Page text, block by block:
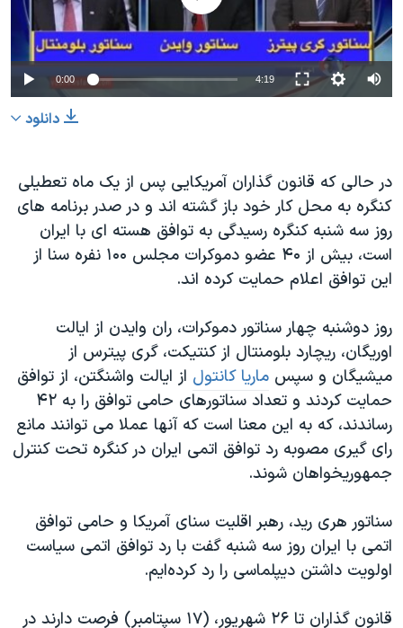
فرهنگ و زندگی
حقوق شهروندی
اقتصادی
گالری عکس
آرشیو پخش زنده
انتخابات ریاست جمهوری آمریکا ۲۰۲۴
حمله جمهوری اسلامی به اسرائیل
اعتراضات زن، زندگی، آزادی
مجموعه مستندهای دادخواهی
تریبونال مردمی آبان ۹۸
دادگاه حمید نوری
قانون شفافیت دارائی کادر رهبری ایران
اعتراضات مردمی آبان ۹۸
اسرائیل در جنگ
نرگس محمدی برنده جایزه نوبل صلح
همایش محافظه‌کاران آمریکا «سی‌پک»
سفر پرزیدنت ترامپ به چین
دنبال کنید
0:00 4:19
دانلود
در حالی که قانون گذاران آمریکایی پس از یک ماه تعطیلی
کنگره به محل کار خود باز گشته اند و در صدر برنامه های
روز سه شنبه کنگره رسیدگی به توافق هسته ای با ایران
است، بیش از ۴۰ عضو دموکرات مجلس ۱۰۰ نفره سنا از
این توافق اعلام حمایت کرده اند.
روز دوشنبه چهار سناتور دموکرات، ران وایدن از ایالت
اوریگان، ریچارد بلومنتال از کنتیکت، گری پیترس از
میشیگان و سپس ماریا کانتول از ایالت واشنگتن، از توافق
حمایت کردند و تعداد سناتورهای حامی توافق را به ۴۲
رساندند، که به این معنا است که آنها عملا می توانند مانع
رای گیری مصوبه رد توافق اتمی ایران در کنگره تحت کنترل
جمهوریخواهان شوند.
سناتور هری رید، رهبر اقلیت سنای آمریکا و حامی توافق
اتمی با ایران روز سه شنبه گفت با رد توافق اتمی سیاست
اولویت داشتن دیپلماسی را رد کرده‌ایم.
قانون گذاران تا ۲۶ شهریور، (۱۷ سپتامبر) فرصت دارند در